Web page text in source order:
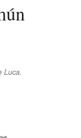
Luca.